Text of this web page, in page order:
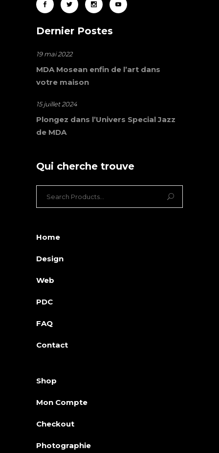
Dernier Postes
19 mai 2022
MDA Mosean enfin de l’art dans
votre maison
15 juillet 2024
Plongez dans l’Univers Special Jazz
de MDA
Qui cherche trouve
Home
Design
Web
PDC
FAQ
Contact
Shop
Mon Compte
Checkout
Photographie